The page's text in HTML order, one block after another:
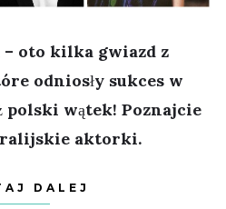
– oto kilka gwiazd z
odniosły sukces w
polski wątek! Poznajcie
aktorki.
DALEJ